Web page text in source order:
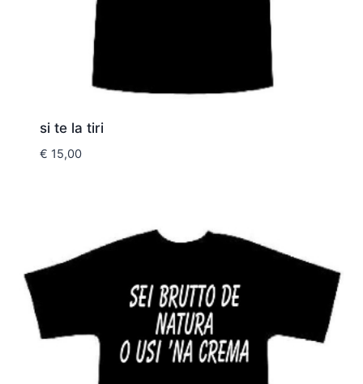
si te la tiri
€ 15,00